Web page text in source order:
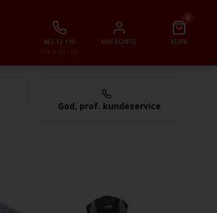
Fra kl 10 - 16
482 12 119 MIN KONTO
0
KURV
God, prof. kundeservice